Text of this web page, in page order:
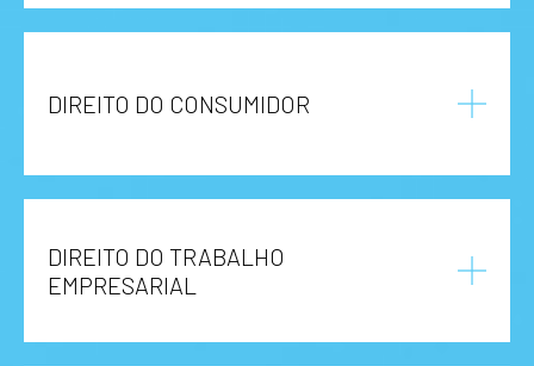
DIREITO DO CONSUMIDOR
DIREITO DO TRABALHO
EMPRESARIAL